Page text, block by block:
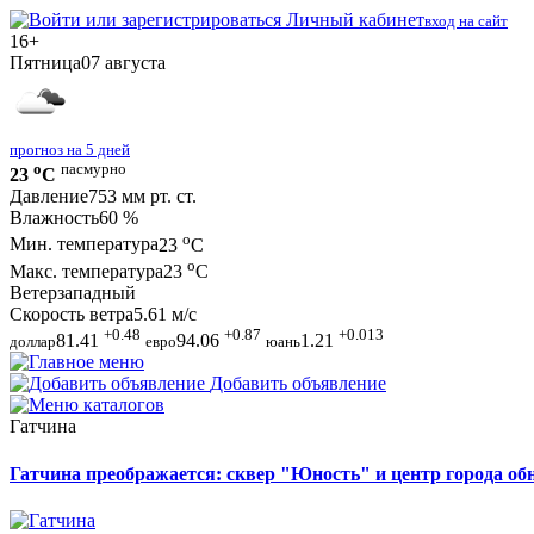
Личный кабинетвход на сайт
16+
Пятница07 августа
прогноз на 5 дней
23 oC пасмурно
Давление753 мм рт. ст.
Влажность60 %
Мин. температура23 oC
Макс. температура23 oC
Ветерзападный
Скорость ветра5.61 м/с
доллар81.41 +0.48 евро94.06 +0.87 юань1.21 +0.013
Добавить объявление
Гатчина
Гатчина преображается: сквер "Юность" и центр города